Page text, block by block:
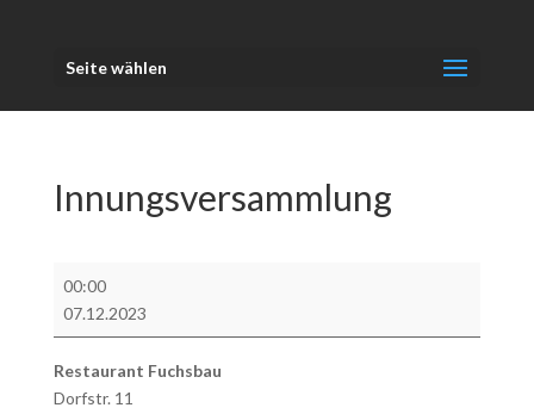
Seite wählen
Innungsversammlung
00:00
07.12.2023
Restaurant Fuchsbau
Dorfstr. 11